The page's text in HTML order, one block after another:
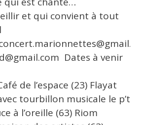
et qui convient à tout
Dates à venir
de l’espace (23) Flayat
tourbillon musicale le p’tit
à l’oreille (63) Riom